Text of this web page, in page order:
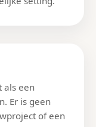
als een
Er is geen
of een